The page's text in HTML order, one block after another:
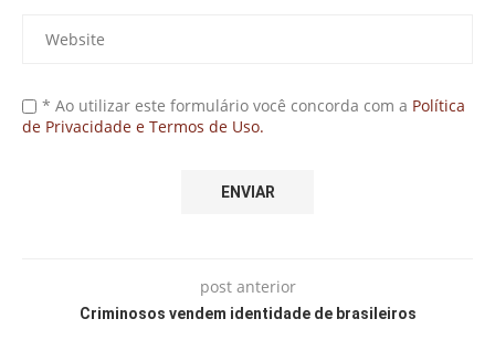
* Ao utilizar este formulário você concorda com a Política
de Privacidade e Termos de Uso.
post anterior
Criminosos vendem identidade de brasileiros